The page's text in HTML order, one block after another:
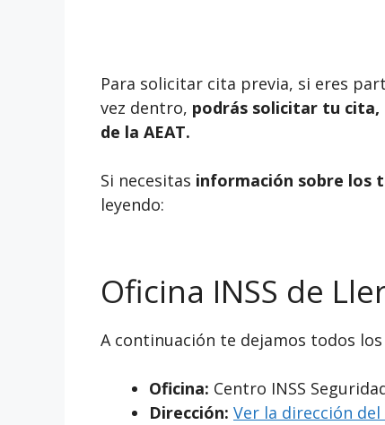
Para solicitar cita previa, si eres
vez dentro, podrás solicitar tu cita,
de la AEAT.
Si necesitas información sobre los
leyendo:
Oficina INSS de
A continuación te dejamos todos
Oficina: Centro INSS
Dirección: Ver la dirección del